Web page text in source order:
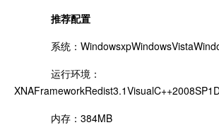
推荐配置
系统：
运行环境：
内存：384MB